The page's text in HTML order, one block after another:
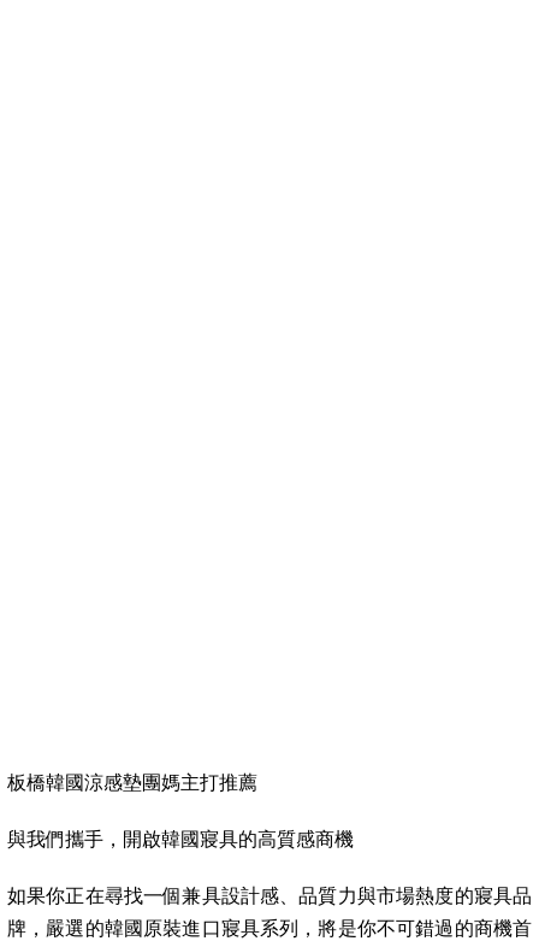
板橋韓國涼感墊團媽主打推薦
與我們攜手，開啟韓國寢具的高質感商機
如果你正在尋找一個兼具設計感、品質力與市場熱度的寢具品
牌，嚴選的韓國原裝進口寢具系列，將是你不可錯過的商機首